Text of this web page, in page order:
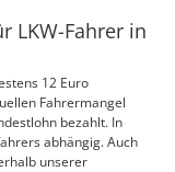
LKW-Fahrer in
12 Euro
Fahrermangel
bezahlt. In
abhängig. Auch
unserer